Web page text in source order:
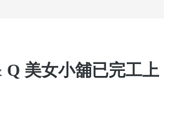
Q 美女小舖已完工上